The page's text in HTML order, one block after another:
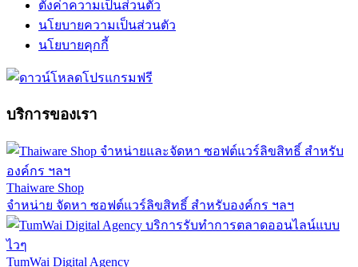
ตั้งค่าความเป็นส่วนตัว
นโยบายความเป็นส่วนตัว
นโยบายคุกกี้
บริการของเรา
Thaiware Shop
จำหน่าย จัดหา ซอฟต์แวร์ลิขสิทธิ์ สำหรับองค์กร ฯลฯ
TumWai Digital Agency